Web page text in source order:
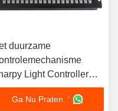
duurzame
Light Controller
Dmx van 1440ch
2000
Ga Nu Praten. '